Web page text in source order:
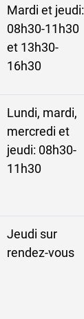
Mardi et jeudi:
08h30-11h30
et 13h30-
16h30
Lundi, mardi,
mercredi et
jeudi: 08h30-
11h30
Jeudi sur
rendez-vous